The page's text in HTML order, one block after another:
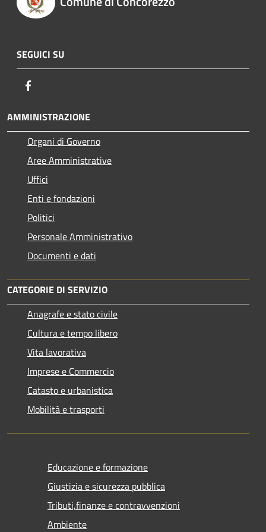
SEGUICI SU
AMMINISTRAZIONE
Organi di Governo
Aree Amministrative
Uffici
Enti e fondazioni
Politici
Personale Amministrativo
Documenti e dati
CATEGORIE DI SERVIZIO
Anagrafe e stato civile
Cultura e tempo libero
Vita lavorativa
Imprese e Commercio
Catasto e urbanistica
Mobilità e trasporti
Educazione e formazione
Giustizia e sicurezza pubblica
Tributi,finanze e contravvenzioni
Ambiente